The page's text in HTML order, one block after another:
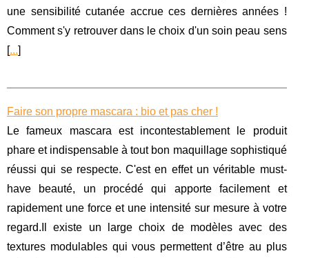
une sensibilité cutanée accrue ces dernières années !
Comment s'y retrouver dans le choix d'un soin peau sens
[...]
Faire son propre mascara : bio et pas cher !
Le fameux mascara est incontestablement le produit
phare et indispensable à tout bon maquillage sophistiqué
réussi qui se respecte. C'est en effet un véritable must-
have beauté, un procédé qui apporte facilement et
rapidement une force et une intensité sur mesure à votre
regard.Il existe un large choix de modèles avec des
textures modulables qui vous permettent d’être au plus